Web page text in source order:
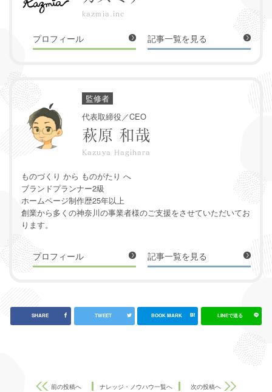
kazmia.inc
プロフィール 記事一覧を見る
監修者
代表取締役／CEO
萩原 和哉
Kazuya Hagihara
ものづくり から ものがたり へ
ブランドプランナー2級
ホームページ制作歴25年以上
創業から多くの神奈川の事業者様のご支援をさせていただいてお
ります。
プロフィール 記事一覧を見る
前の投稿へ ナレッジ・ノウハウ一覧へ 次の投稿へ